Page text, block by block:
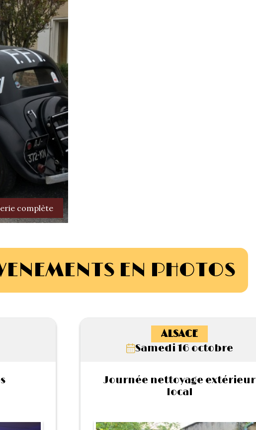
complète
EN PHOTOS
ALSACE
Samedi 16 octobre
Journée nettoyage extérieur
local